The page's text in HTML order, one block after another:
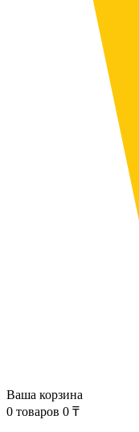
Ваша корзина
0 товаров 0 ₸